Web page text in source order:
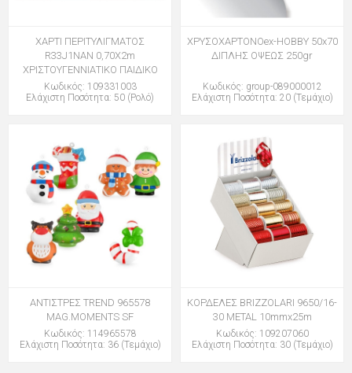
ΧΑΡΤΙ ΠΕΡΙΤΥΛΙΓΜΑΤΟΣ
R33J1NAN 0,70Χ2m
ΧΡΙΣΤΟΥΓΕΝΝΙΑΤΙΚΟ ΠΑΙΔΙΚΟ
Κωδικός: 109331003
Ελάχιστη Ποσότητα: 50 (Ρολό)
ΧΡΥΣΟΧΑΡΤΟΝΟex-HOBBY 50x70
ΔΙΠΛΗΣ ΟΨΕΩΣ 250gr
Κωδικός: group-089000012
Ελάχιστη Ποσότητα: 20 (Τεμάχιο)
ΑΝΤΙΣΤΡΕΣ TREND 965578
MAG.MOMENTS SF
Κωδικός: 114965578
Ελάχιστη Ποσότητα: 36 (Τεμάχιο)
ΚΟΡΔΕΛΕΣ BRIZZOLARI 9650/16-
30 METAL 10mmx25m
Κωδικός: 109207060
Ελάχιστη Ποσότητα: 30 (Τεμάχιο)